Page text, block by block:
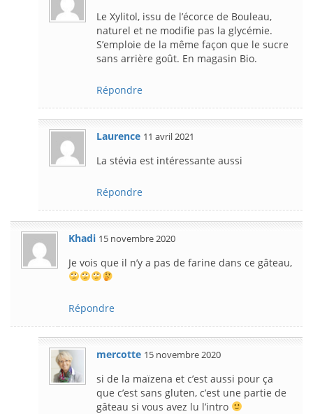
Le Xylitol, issu de l’écorce de Bouleau,
naturel et ne modifie pas la glycémie.
S’emploie de la même façon que le sucre
sans arrière goût. En magasin Bio.
Répondre
Laurence 11 avril 2021
La stévia est intéressante aussi
Répondre
Khadi 15 novembre 2020
Je vois que il n’y a pas de farine dans ce gâteau,
Répondre
mercotte 15 novembre 2020
si de la maïzena et c’est aussi pour ça
que c’est sans gluten, c’est une partie de
gâteau si vous avez lu l’intro